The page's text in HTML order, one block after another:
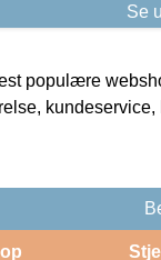
Se
populære